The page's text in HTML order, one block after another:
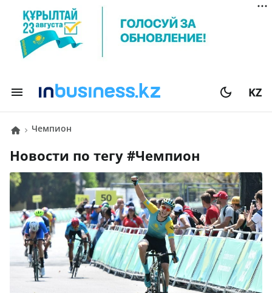
KZ
Чемпион
Новости по тегу # Чемпион